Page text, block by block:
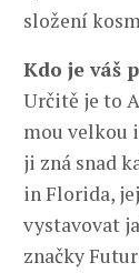
složení
Kdo je váš
Určitě je to
mou velkou
ji zná snad
in Florida,
vystavovat
značky